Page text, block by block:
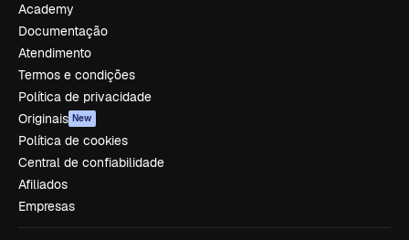
Academy
Documentação
Atendimento
Termos e condições
Política de privacidade
Originais New
Política de cookies
Central de confiabilidade
Afiliados
Empresas